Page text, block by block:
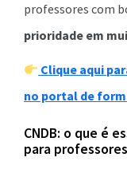
professores com
prioridade em
Clique aqui
no portal de
CNDB: o que é
para